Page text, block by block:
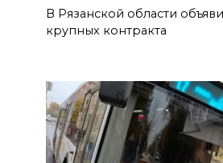
В Рязанской области
крупных контракта